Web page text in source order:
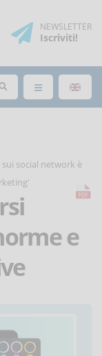
NEWSLETTER
Iscriviti!
social network è
e